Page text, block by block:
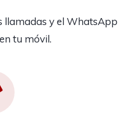
llamadas y el WhatsApp
tu móvil.